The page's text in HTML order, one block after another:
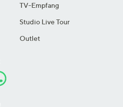
TV-Empfang
Studio Live Tour
Outlet